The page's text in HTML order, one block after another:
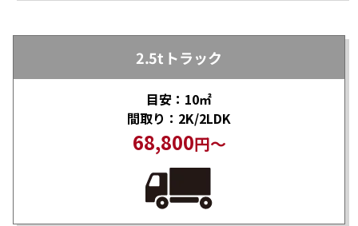
2.5tトラック
目安：10㎡
間取り：2K/2LDK
68,800円～